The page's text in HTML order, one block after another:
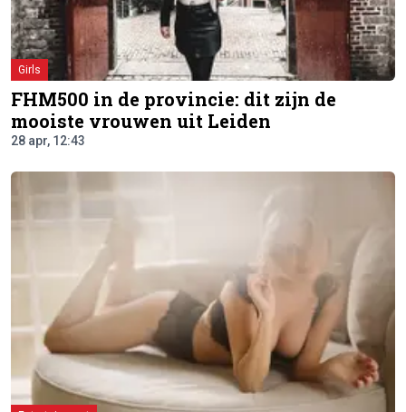
Girls
FHM500 in de provincie: dit zijn de
mooiste vrouwen uit Leiden
28 apr, 12:43